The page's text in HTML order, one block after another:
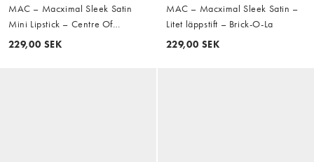
MAC – Macximal Sleek Satin
Mini Lipstick – Centre Of
Attention – Läppstift
229,00 SEK
MAC – Macximal Sleek Satin –
Litet läppstift – Brick-O-La
229,00 SEK